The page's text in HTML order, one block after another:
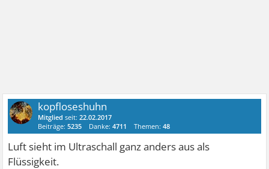
kopfloseshuhn
Mitglied seit:22.02.2017
Beiträge:5235 Danke:4711 Themen:48
Luft sieht im Ultraschall ganz anders aus als
Flüssigkeit.